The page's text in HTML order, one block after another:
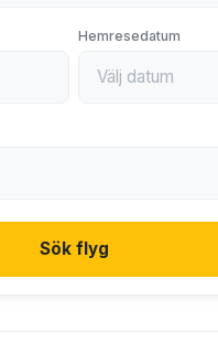
Hemresedatum
Sök flyg